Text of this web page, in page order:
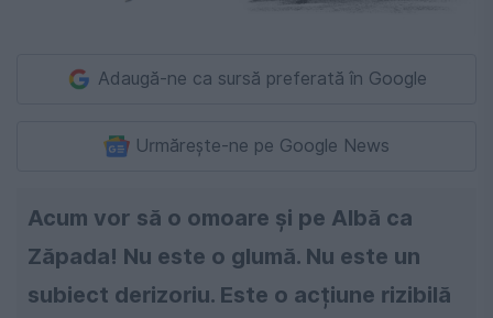
Adaugă-ne ca sursă preferată în Google
Urmărește-ne pe Google News
Acum vor să o omoare și pe Albă ca
Zăpada! Nu este o glumă. Nu este un
subiect derizoriu. Este o acțiune rizibilă